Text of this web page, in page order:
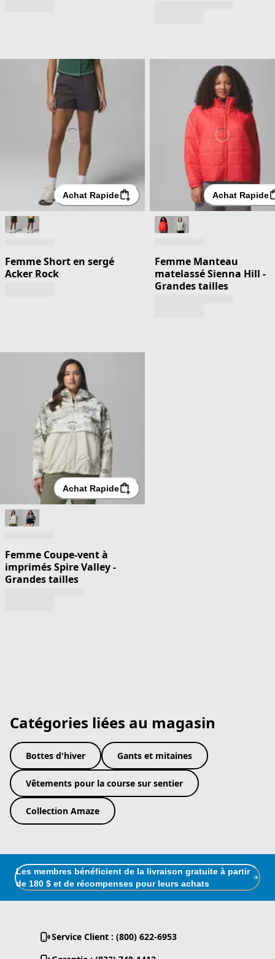
Achat Rapide
Femme Short en sergé
Acker Rock
Achat Rapide
Femme Manteau
matelassé Sienna Hill -
Grandes tailles
Achat Rapide
Femme Coupe-vent à
imprimés Spire Valley -
Grandes tailles
Catégories liées au magasin
Bottes d'hiver Gants et mitaines
Vêtements pour la course sur sentier
Collection Amaze
Les membres bénéficient de la livraison gratuite à partir
de 180 $ et de récompenses pour leurs achats
Service Client : (800) 622-6953